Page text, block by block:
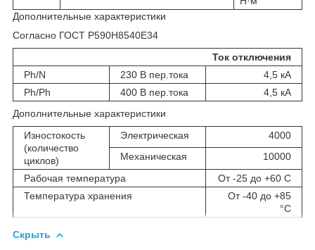
Дополнительные характеристики
Согласно ГОСТ Р590Н8540Е34
Ток отключения
Ph/N
230 В пер.тока
4,5 кА
Ph/Ph
400 В пер.тока
4,5 кА
Дополнительные характеристики
Изностокость
(количество
циклов)
Электрическая
4000
Механическая
10000
Рабочая температура
От -25 до +60 С
Температура хранения
От -40 до +85
°C
Скрыть